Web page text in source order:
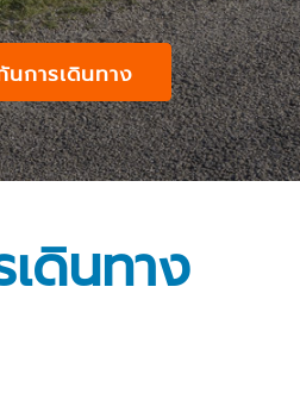
นการเดินทาง
เดินทาง